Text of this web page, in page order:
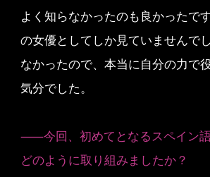
よく知らなかったのも良かったで
の女優としてしか見ていませんで
なかったので、本当に自分の力で
気分でした。
⸺今回、初めてとなるスペイン語
どのように取り組みましたか？